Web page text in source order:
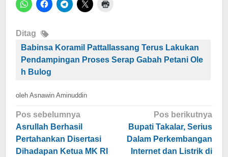
Ditag
Babinsa Koramil Pattallassang Terus Lakukan
Pendampingan Proses Serap Gabah Petani Ole
h Bulog
oleh Asnawin Aminuddin
Navigasi
pos
Pos sebelumnya
Asrullah Berhasil
Pertahankan Disertasi
Dihadapan Ketua MK RI
Pos berikutnya
Bupati Takalar, Serius
Dalam Perkembangan
Internet dan Listrik di